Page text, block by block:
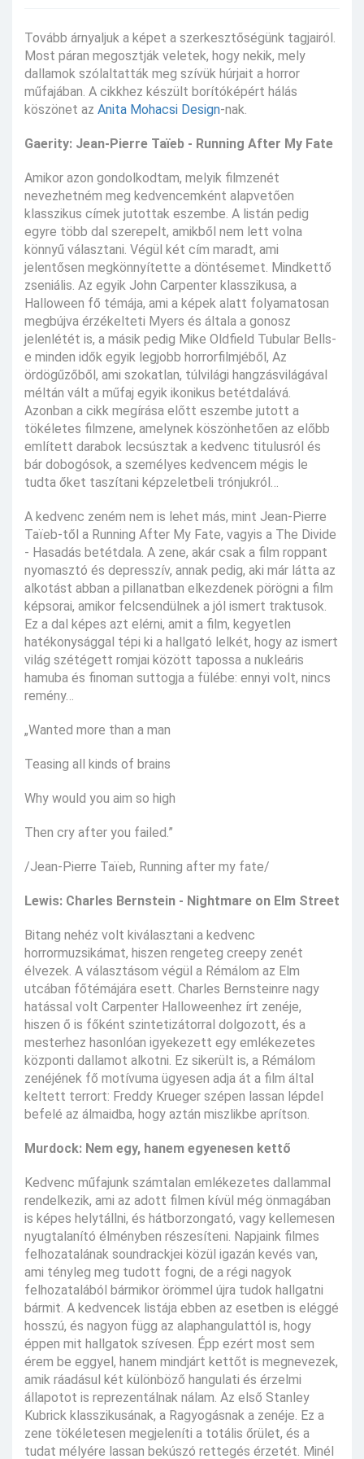
Tovább árnyaljuk a képet a szerkesztőségünk tagjairól.
Most páran megosztják veletek, hogy nekik, mely
dallamok szólaltatták meg szívük húrjait a horror
műfajában. A cikkhez készült borítóképért hálás
köszönet az Anita Mohacsi Design-nak.
Gaerity: Jean-Pierre Taïeb - Running After My Fate
Amikor azon gondolkodtam, melyik filmzenét
nevezhetném meg kedvencemként alapvetően
klasszikus címek jutottak eszembe. A listán pedig
egyre több dal szerepelt, amikből nem lett volna
könnyű választani. Végül két cím maradt, ami
jelentősen megkönnyítette a döntésemet. Mindkettő
zseniális. Az egyik John Carpenter klasszikusa, a
Halloween fő témája, ami a képek alatt folyamatosan
megbújva érzékelteti Myers és általa a gonosz
jelenlétét is, a másik pedig Mike Oldfield Tubular Bells-
e minden idők egyik legjobb horrorfilmjéből, Az
ördögűzőből, ami szokatlan, túlvilági hangzásvilágával
méltán vált a műfaj egyik ikonikus betétdalává.
Azonban a cikk megírása előtt eszembe jutott a
tökéletes filmzene, amelynek köszönhetően az előbb
említett darabok lecsúsztak a kedvenc titulusról és
bár dobogósok, a személyes kedvencem mégis le
tudta őket taszítani képzeletbeli trónjukról…
A kedvenc zeném nem is lehet más, mint Jean-Pierre
Taïeb-től a Running After My Fate, vagyis a The Divide
- Hasadás betétdala. A zene, akár csak a film roppant
nyomasztó és depresszív, annak pedig, aki már látta az
alkotást abban a pillanatban elkezdenek pörögni a film
képsorai, amikor felcsendülnek a jól ismert traktusok.
Ez a dal képes azt elérni, amit a film, kegyetlen
hatékonysággal tépi ki a hallgató lelkét, hogy az ismert
világ szétégett romjai között tapossa a nukleáris
hamuba és finoman suttogja a fülébe: ennyi volt, nincs
remény…
„Wanted more than a man
Teasing all kinds of brains
Why would you aim so high
Then cry after you failed.”
/Jean-Pierre Taïeb, Running after my fate/
Lewis: Charles Bernstein - Nightmare on Elm Street
Bitang nehéz volt kiválasztani a kedvenc
horrormuzsikámat, hiszen rengeteg creepy zenét
élvezek. A választásom végül a Rémálom az Elm
utcában főtémájára esett. Charles Bernsteinre nagy
hatással volt Carpenter Halloweenhez írt zenéje,
hiszen ő is főként szintetizátorral dolgozott, és a
mesterhez hasonlóan igyekezett egy emlékezetes
központi dallamot alkotni. Ez sikerült is, a Rémálom
zenéjének fő motívuma ügyesen adja át a film által
keltett terrort: Freddy Krueger szépen lassan lépdel
befelé az álmaidba, hogy aztán miszlikbe aprítson.
Murdock: Nem egy, hanem egyenesen kettő
Kedvenc műfajunk számtalan emlékezetes dallammal
rendelkezik, ami az adott filmen kívül még önmagában
is képes helytállni, és hátborzongató, vagy kellemesen
nyugtalanító élményben részesíteni. Napjaink filmes
felhozatalának soundrackjei közül igazán kevés van,
ami tényleg meg tudott fogni, de a régi nagyok
felhozatalából bármikor örömmel újra tudok hallgatni
bármit. A kedvencek listája ebben az esetben is eléggé
hosszú, és nagyon függ az alaphangulattól is, hogy
éppen mit hallgatok szívesen. Épp ezért most sem
érem be eggyel, hanem mindjárt kettőt is megnevezek,
amik ráadásul két különböző hangulati és érzelmi
állapotot is reprezentálnak nálam. Az első Stanley
Kubrick klasszikusának, a Ragyogásnak a zenéje. Ez a
zene tökéletesen megjeleníti a totális őrület, és a
tudat mélyére lassan bekúszó rettegés érzetét. Minél